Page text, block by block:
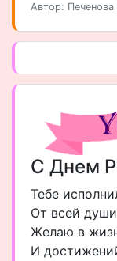
Автор: Печенова
С Днем
Тебе
От всей
Желаю в
И